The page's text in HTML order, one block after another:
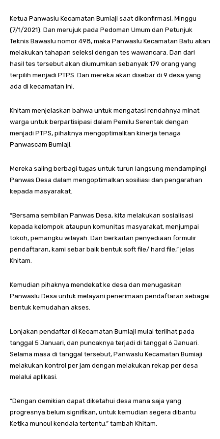
Ketua Panwaslu Kecamatan Bumiaji saat dikonfirmasi, Minggu
(7/1/2021). Dan merujuk pada Pedoman Umum dan Petunjuk
Teknis Bawaslu nomor 498, maka Panwaslu Kecamatan Batu akan
melakukan tahapan seleksi dengan tes wawancara. Dan dari
hasil tes tersebut akan diumumkan sebanyak 179 orang yang
terpilih menjadi PTPS. Dan mereka akan disebar di 9 desa yang
ada di kecamatan ini.
Khitam menjelaskan bahwa untuk mengatasi rendahnya minat
warga untuk berpartisipasi dalam Pemilu Serentak dengan
menjadi PTPS, pihaknya mengoptimalkan kinerja tenaga
Panwascam Bumiaji.
Mereka saling berbagi tugas untuk turun langsung mendampingi
Panwas Desa dalam mengoptimalkan sosiliasi dan pengarahan
kepada masyarakat.
“Bersama sembilan Panwas Desa, kita melakukan sosialisasi
kepada kelompok ataupun komunitas masyarakat, menjumpai
tokoh, pemangku wilayah. Dan berkaitan penyediaan formulir
pendaftaran, kami sebar baik bentuk soft file/ hard file,” jelas
Khitam.
Kemudian pihaknya mendekat ke desa dan menugaskan
Panwaslu Desa untuk melayani penerimaan pendaftaran sebagai
bentuk kemudahan akses.
Lonjakan pendaftar di Kecamatan Bumiaji mulai terlihat pada
tanggal 5 Januari, dan puncaknya terjadi di tanggal 6 Januari.
Selama masa di tanggal tersebut, Panwaslu Kecamatan Bumiaji
melakukan kontrol per jam dengan melakukan rekap per desa
melalui aplikasi.
“Dengan demikian dapat diketahui desa mana saja yang
progresnya belum signifikan, untuk kemudian segera dibantu
Ketika muncul kendala tertentu,” tambah Khitam.